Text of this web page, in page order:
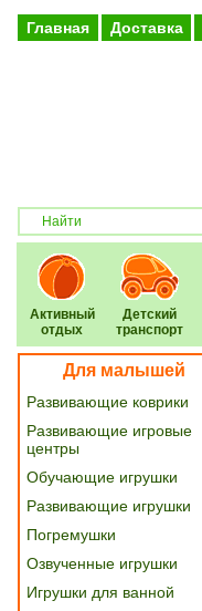
Главная Доставка
Активный
отдых
Детский
транспорт
Для малышей
Развивающие коврики
Развивающие игровые
центры
Обучающие игрушки
Развивающие игрушки
Погремушки
Озвученные игрушки
Игрушки для ванной